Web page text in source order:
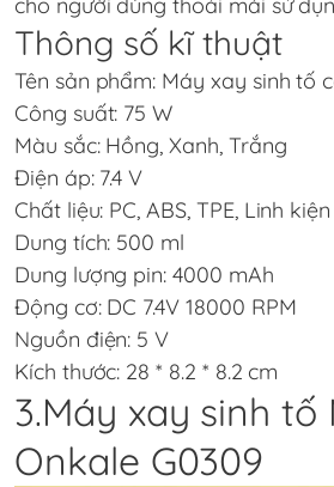
cho người dùng thoải mái sử
Thông số kĩ thuật
Tên sản phẩm: Máy xay sinh tố
Công suất: 75 W
Màu sắc: Hồng, Xanh, Trắng
Điện áp: 7.4 V
Chất liệu: PC, ABS, TPE, Linh kiện
Dung tích: 500 ml
Dung lượng pin: 4000 mAh
Động cơ: DC 7.4V 18000 RPM
Nguồn điện: 5 V
Kích thước: 28 * 8.2 * 8.2 cm
3.Máy xay sinh tố
Onkale G0309